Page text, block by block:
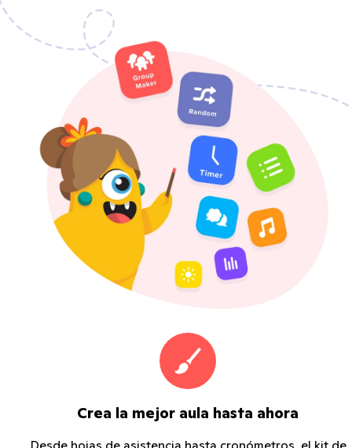
Crea la mejor aula hasta ahora
Desde hojas de asistencia hasta cronómetros, el kit de